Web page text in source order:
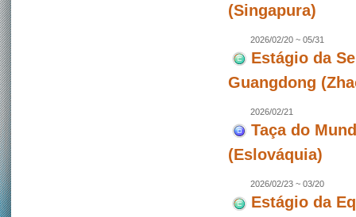
(Singapura)
2026/02/20 ~ 05/31
Estágio da
Guangdong
2026/02/21
Taça do
(Eslováquia)
2026/02/23 ~ 03/20
Estágio da